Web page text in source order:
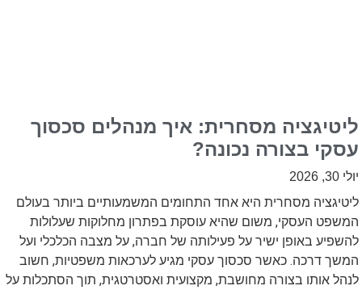
ליטיגציה מסחרית: איך מנהלים סכסוך
עסקי בצורה נכונה?
יולי 30, 2026
ליטיגציה מסחרית היא אחד התחומים המשמעותיים ביותר בעולם
המשפט העסקי, משום שהיא עוסקת בפתרון מחלוקות שעלולות
להשפיע באופן ישיר על פעילותה של חברה, על מצבה הכלכלי ועל
המשך דרכה. כאשר סכסוך עסקי מגיע לערכאות משפטיות, חשוב
לנהל אותו בצורה מחושבת, מקצועית ואסטרטגית, תוך הסתכלות על